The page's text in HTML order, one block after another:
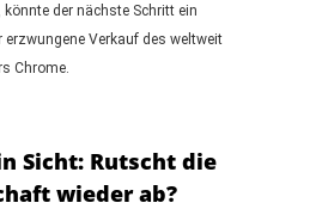
der nächste Schritt ein
erzwungene Verkauf des weltweit
Chrome.
Sicht: Rutscht die
wieder ab?